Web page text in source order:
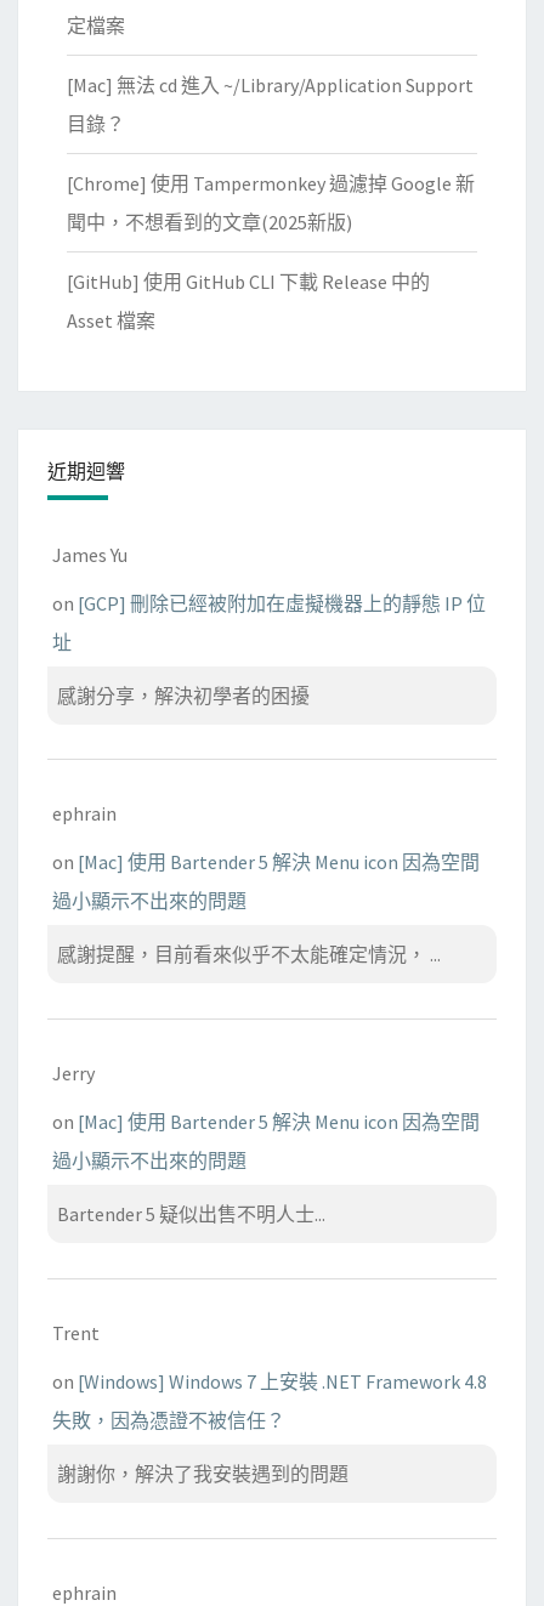
定檔案
[Mac] 無法 cd 進入 ~/Library/Application Support
目錄？
[Chrome] 使用 Tampermonkey 過濾掉 Google 新
聞中，不想看到的文章(2025新版)
[GitHub] 使用 GitHub CLI 下載 Release 中的
Asset 檔案
近期迴響
James Yu
on [GCP] 刪除已經被附加在虛擬機器上的靜態 IP 位
址
感謝分享，解決初學者的困擾
ephrain
on [Mac] 使用 Bartender 5 解決 Menu icon 因為空間
過小顯示不出來的問題
感謝提醒，目前看來似乎不太能確定情況， ...
Jerry
on [Mac] 使用 Bartender 5 解決 Menu icon 因為空間
過小顯示不出來的問題
Bartender 5 疑似出售不明人士...
Trent
on [Windows] Windows 7 上安裝 .NET Framework 4.8
失敗，因為憑證不被信任？
謝謝你，解決了我安裝遇到的問題
ephrain